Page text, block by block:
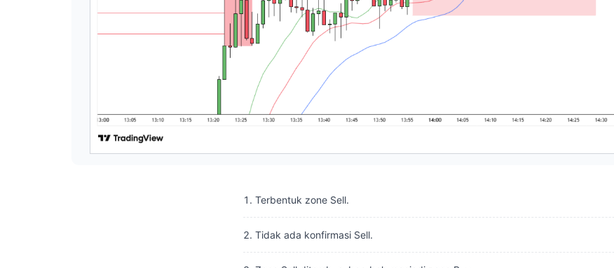
Terbentuk zone Sell.
Tidak ada konfirmasi Sell.